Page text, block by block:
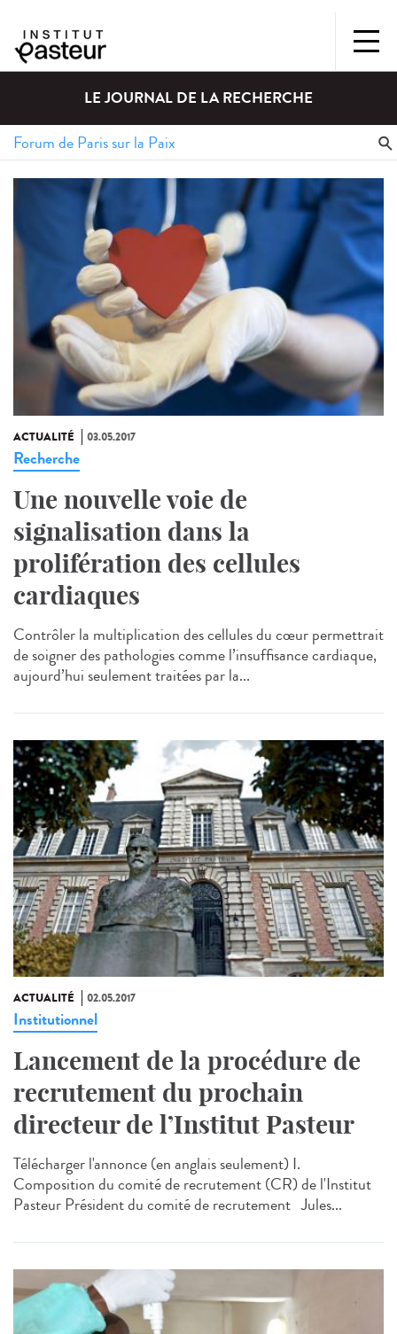
LE JOURNAL DE LA RECHERCHE
ACTUALITÉ 03.05.2017
Recherche
Une nouvelle voie de
signalisation dans la
prolifération des cellules
cardiaques
Contrôler la multiplication des cellules du cœur permettrait
de soigner des pathologies comme l’insuffisance cardiaque,
aujourd’hui seulement traitées par la...
ACTUALITÉ 02.05.2017
Institutionnel
Lancement de la procédure de
recrutement du prochain
directeur de l’Institut Pasteur
Télécharger l'annonce (en anglais seulement) I.
Composition du comité de recrutement (CR) de l'Institut
Pasteur Président du comité de recrutement Jules...